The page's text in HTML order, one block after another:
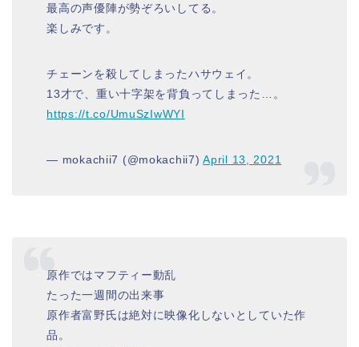
最高の声優陣が勢ぞろいしてる。
楽しみです。
チェーンを殺してしまったハサウェイ。
13才で、重い十字架を背負ってしまった…。
https://t.co/UmuSzIwWYI
— mokachii7 (@mokachii7)April 13, 2021
原作ではマフティー動乱
たった一週間の出来事
原作者富野氏は絶対に映像化しないとしていた作
品。